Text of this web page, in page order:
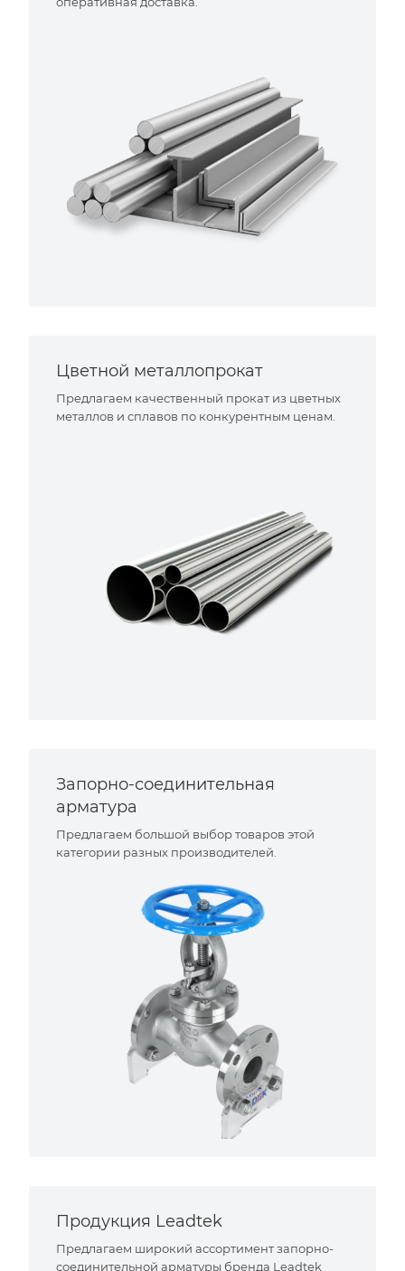
Цветной металлопрокат
Предлагаем качественный прокат из цветных
металлов и сплавов по конкурентным ценам.
Запорно-соединительная
арматура
Предлагаем большой выбор товаров этой
категории разных производителей.
Продукция Leadtek
Предлагаем широкий ассортимент запорно-
соединительной арматуры бренда Leadtek